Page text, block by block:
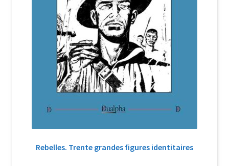
Politique de confidentialité et cookies
Qui sommes-nous ?
Soutien à Philippe Randa
Suivi de la Commande
Rebelles. Trente grandes figures identitaires